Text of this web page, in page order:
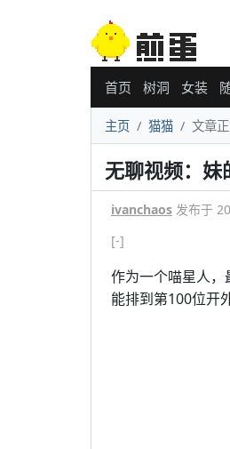
首页 树洞 女装
主页 猫猫 文章
无聊视频：妹
ivanchaos 发布于
[-]
作为一个喵星人
能排到第100位开